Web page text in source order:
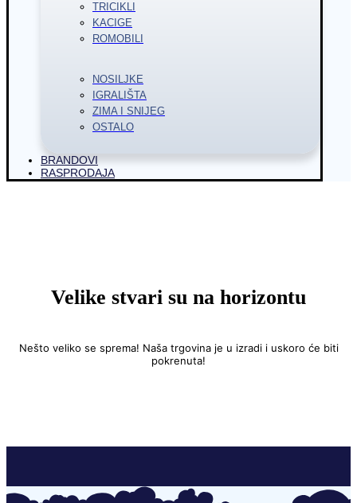
TRICIKLI
KACIGE
ROMOBILI
NOSILJKE
IGRALIŠTA
ZIMA I SNIJEG
OSTALO
BRANDOVI
RASPRODAJA
Velike stvari su na horizontu
Nešto veliko se sprema! Naša trgovina je u izradi i uskoro će biti
pokrenuta!